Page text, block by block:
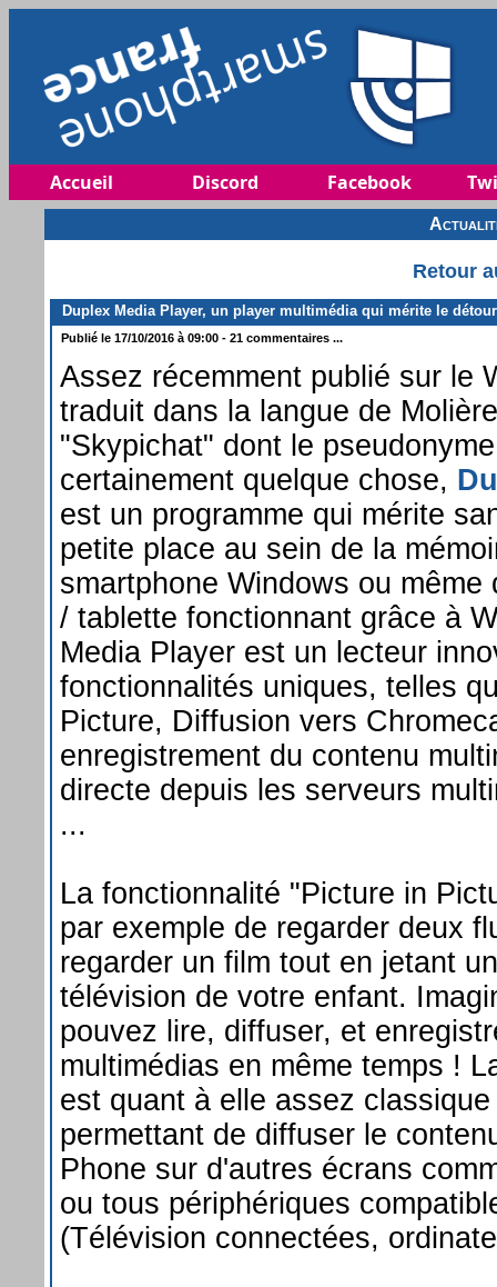
Accueil Discord Facebook
Retour
Duplex Media Player, un player multimédia qui mérite le détour
Publié le 17/10/2016 à 09:00 - 21 commentaires ...
Assez récemment publié sur le
traduit dans la langue de
"Skypichat" dont le
certainement quelque chose,
est un programme qui mérite
petite place au sein de la
smartphone Windows ou même
/ tablette fonctionnant grâce à
Media Player est un lecteur
fonctionnalités uniques, telles
Picture, Diffusion vers
enregistrement du contenu
directe depuis les serveurs
...
La fonctionnalité "Picture in
par exemple de regarder deux
regarder un film tout en jetant
télévision de votre enfant.
pouvez lire, diffuser, et
multimédias en même temps !
est quant à elle assez
permettant de diffuser le
Phone sur d'autres écrans
ou tous périphériques
(Télévision connectées,